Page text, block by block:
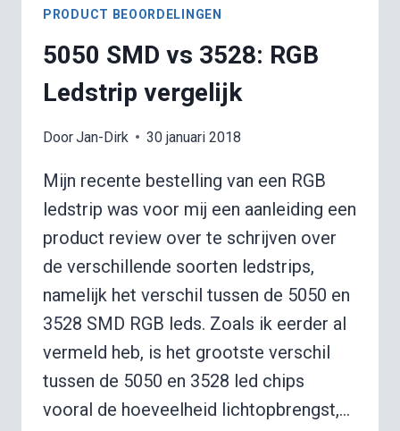
PRODUCT BEOORDELINGEN
5050 SMD vs 3528: RGB
Ledstrip vergelijk
DoorJan-Dirk 30 januari 2018
Mijn recente bestelling van een RGB
ledstrip was voor mij een aanleiding een
product review over te schrijven over
de verschillende soorten ledstrips,
namelijk het verschil tussen de 5050 en
3528 SMD RGB leds. Zoals ik eerder al
vermeld heb, is het grootste verschil
tussen de 5050 en 3528 led chips
vooral de hoeveelheid lichtopbrengst,…